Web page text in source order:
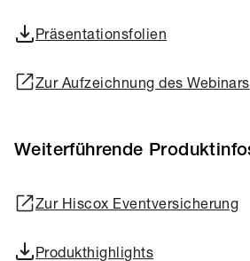
Präsentationsfolien
Zur Aufzeichnung des Webinars
Weiterführende
Zur Hiscox Eventversicherung
Produkthighlights